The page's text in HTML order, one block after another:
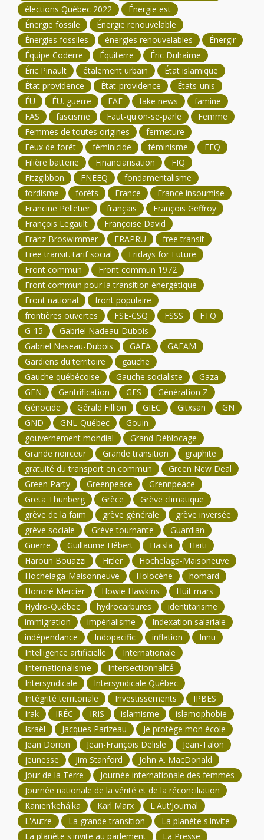
élections Québec 2022
Énergie est
Énergie fossile
Énergie renouvelable
Énergies fossiles
énergies renouvelables
Énergir
Équipe Coderre
Équiterre
Éric Duhaime
Éric Pinault
étalement urbain
État islamique
État providence
État-providence
États-unis
ÉU
ÉU. guerre FAE fake news
famine
FAS
fascisme Faut-qu'on-se-parle
Femme
Femmes de toutes origines
fermeture
Feux de forêt
féminicide féminisme
FFQ
Filière batterie
Financiarisation
FIQ
Fitzgibbon
FNEEQ
fondamentalisme
fordisme
forêts France
France insoumise
Francine Pelletier
français
François Geffroy
François Legault
Françoise David
Franz Broswimmer
FRAPRU
free transit
Free transit. tarif social
Fridays for Future
Front commun
Front commun 1972
Front commun pour la transition énergétique
Front national
front populaire
frontières ouvertes
FSE-CSQ FSSS
FTQ
G-15
Gabriel Nadeau-Dubois
Gabriel Naseau-Dubois
GAFA
GAFAM
Gardiens du territoire
gauche
Gauche québécoise
Gauche socialiste
Gaza
GEN
Gentrification GES
Génération Z
Génocide
Gérald Fillion GIEC Gitxsan
GN
GND
GNL-Québec
Gouin
gouvernement mondial
Grand Déblocage
Grande noirceur
Grande transition
graphite
gratuité du transport en commun
Green New Deal
Green Party
Greenpeace
Grennpeace
Greta Thunberg
Grèce
Grève climatique
grève de la faim
grève générale
grève inversée
grève sociale
Grève tournante
Guardian
Guerre
Guillaume Hébert Haisla
Haïti
Haroun Bouazzi
Hitler
Hochelaga-Maisoneuve
Hochelaga-Maisonneuve
Holocène
homard
Honoré Mercier
Howie Hawkins
Huit mars
Hydro-Québec
hydrocarbures
identitarisme
immigration
impérialisme
Indexation salariale
indépendance
Indopacific inflation
Innu
Intelligence artificielle
Internationale
Internationalisme
Intersectionnalité
Intersyndicale
Intersyndicale Québec
Intégrité territoriale
Investissements
IPBES
Irak
IRÉC IRIS islamisme
islamophobie
Israël
Jacques Parizeau
Je protège mon école
Jean Dorion
Jean-François Delisle
Jean-Talon
jeunesse
Jim Stanford
John A. MacDonald
Jour de la Terre
Journée internationale des femmes
Journée nationale de la vérité et de la réconciliation
Kanien’kehá:ka
Karl Marx
L'Aut'Journal
L'Autre
La grande transition
La planète s'invite
La planète s'invite au parlement
La Presse